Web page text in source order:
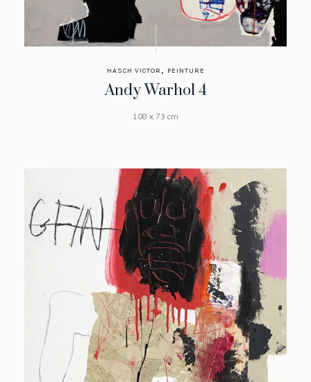
HASCH VICTOR , PEINTURE
Andy Warhol 4
108 x 73 cm